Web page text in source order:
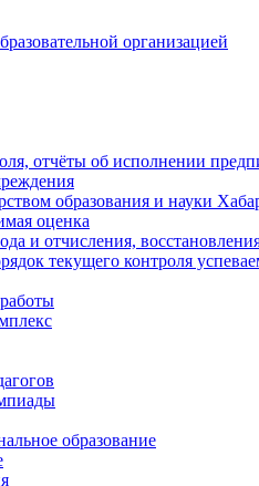
организацией
отчёты об исполнении
образования и науки
оценка
и отчисления,
текущего контроля
образование